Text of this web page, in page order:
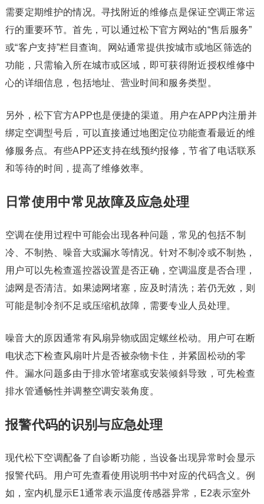
需要定期维护的情况。寻找附近的维修点是保证空调正常运
行的重要环节。首先，可以通过松下官方网站的“售后服务”
或“客户支持”栏目查询。网站通常提供按城市或地区筛选的
功能，只需输入所在城市或区域，即可获得附近授权维修中
心的详细信息，包括地址、营业时间和服务类型。
另外，松下官方APP也是便捷的渠道。用户在APP内注册并
绑定空调型号后，可以直接通过地图定位功能查看最近的维
修服务点。有些APP还支持在线预约报修，节省了电话联系
和等待的时间，提高了维修效率。
日常使用中常见故障及应急处理
空调在使用过程中可能会出现各种问题，常见的包括不制
冷、不制热、噪音大或漏水等情况。针对不制冷或不制热，
用户可以先检查遥控器设置是否正确，空调温度是否合理，
滤网是否清洁。如果滤网堵塞，应及时清洗；若仍无效，则
可能是制冷剂不足或压缩机故障，需要专业人员处理。
噪音大的原因通常有风扇异物或固定螺丝松动。用户可在断
电状态下检查风扇叶片是否被杂物卡住，并紧固松动的零
件。漏水问题多由于排水管堵塞或安装倾斜导致，可先检查
排水管通畅性并调整空调安装角度。
报警代码的识别与应急处理
现代松下空调配备了自诊断功能，当设备出现异常时会显示
报警代码。用户可先查看使用说明书中对应的代码含义。例
如，室内机显示E1通常表示温度传感器异常，E2表示室外